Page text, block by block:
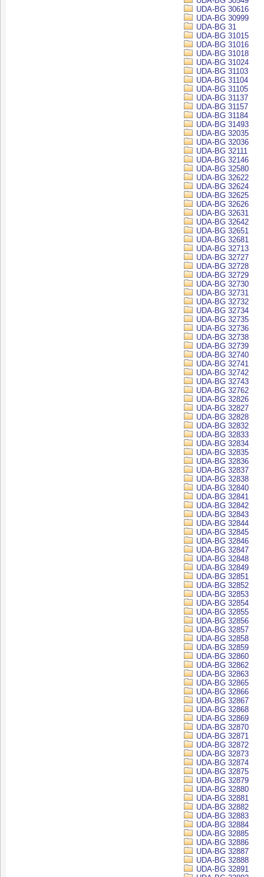
UDA-BG 30616
UDA-BG 30999
UDA-BG 31
UDA-BG 31015
UDA-BG 31016
UDA-BG 31018
UDA-BG 31024
UDA-BG 31103
UDA-BG 31104
UDA-BG 31105
UDA-BG 31137
UDA-BG 31157
UDA-BG 31184
UDA-BG 31493
UDA-BG 32035
UDA-BG 32036
UDA-BG 32111
UDA-BG 32146
UDA-BG 32580
UDA-BG 32622
UDA-BG 32624
UDA-BG 32625
UDA-BG 32626
UDA-BG 32631
UDA-BG 32642
UDA-BG 32651
UDA-BG 32681
UDA-BG 32713
UDA-BG 32727
UDA-BG 32728
UDA-BG 32729
UDA-BG 32730
UDA-BG 32731
UDA-BG 32732
UDA-BG 32734
UDA-BG 32735
UDA-BG 32736
UDA-BG 32738
UDA-BG 32739
UDA-BG 32740
UDA-BG 32741
UDA-BG 32742
UDA-BG 32743
UDA-BG 32762
UDA-BG 32826
UDA-BG 32827
UDA-BG 32828
UDA-BG 32832
UDA-BG 32833
UDA-BG 32834
UDA-BG 32835
UDA-BG 32836
UDA-BG 32837
UDA-BG 32838
UDA-BG 32840
UDA-BG 32841
UDA-BG 32842
UDA-BG 32843
UDA-BG 32844
UDA-BG 32845
UDA-BG 32846
UDA-BG 32847
UDA-BG 32848
UDA-BG 32849
UDA-BG 32851
UDA-BG 32852
UDA-BG 32853
UDA-BG 32854
UDA-BG 32855
UDA-BG 32856
UDA-BG 32857
UDA-BG 32858
UDA-BG 32859
UDA-BG 32860
UDA-BG 32862
UDA-BG 32863
UDA-BG 32865
UDA-BG 32866
UDA-BG 32867
UDA-BG 32868
UDA-BG 32869
UDA-BG 32870
UDA-BG 32871
UDA-BG 32872
UDA-BG 32873
UDA-BG 32874
UDA-BG 32875
UDA-BG 32879
UDA-BG 32880
UDA-BG 32881
UDA-BG 32882
UDA-BG 32883
UDA-BG 32884
UDA-BG 32885
UDA-BG 32886
UDA-BG 32887
UDA-BG 32888
UDA-BG 32891